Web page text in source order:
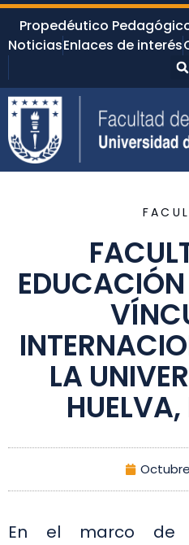
Propedéutico
NoticiasEnlaces de interés
LA
Octubre
En el marco de